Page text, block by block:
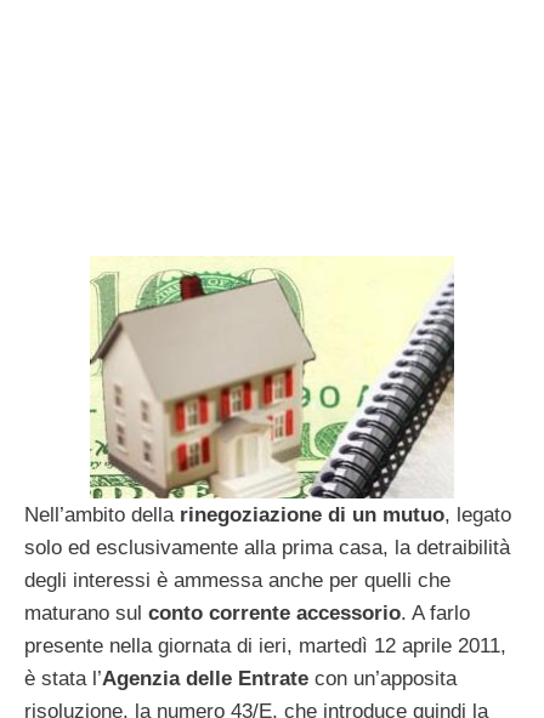
Nell’ambito della rinegoziazione di un mutuo, legato
solo ed esclusivamente alla prima casa, la detraibilità
degli interessi è ammessa anche per quelli che
maturano sul conto corrente accessorio. A farlo
presente nella giornata di ieri, martedì 12 aprile 2011,
è stata l’Agenzia delle Entrate con un’apposita
risoluzione, la numero 43/E, che introduce quindi la